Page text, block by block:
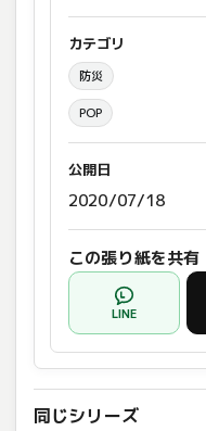
カテゴリ
防災
POP
公開日
2020/07/18
この張り紙を共有
LINE
同じシリーズ